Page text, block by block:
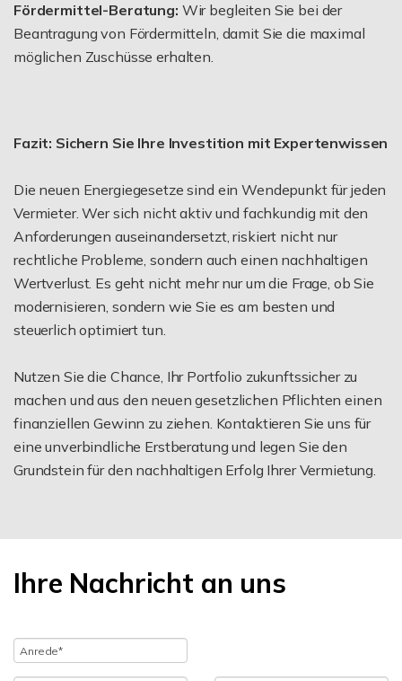
Fördermittel-Beratung: Wir begleiten Sie bei der
Beantragung von Fördermitteln, damit Sie die maximal
möglichen Zuschüsse erhalten.
Fazit: Sichern Sie Ihre Investition mit Expertenwissen
Die neuen Energiegesetze sind ein Wendepunkt für jeden
Vermieter. Wer sich nicht aktiv und fachkundig mit den
Anforderungen auseinandersetzt, riskiert nicht nur
rechtliche Probleme, sondern auch einen nachhaltigen
Wertverlust. Es geht nicht mehr nur um die Frage, ob Sie
modernisieren, sondern wie Sie es am besten und
steuerlich optimiert tun.
Nutzen Sie die Chance, Ihr Portfolio zukunftssicher zu
machen und aus den neuen gesetzlichen Pflichten einen
finanziellen Gewinn zu ziehen. Kontaktieren Sie uns für
eine unverbindliche Erstberatung und legen Sie den
Grundstein für den nachhaltigen Erfolg Ihrer Vermietung.
Ihre Nachricht an uns